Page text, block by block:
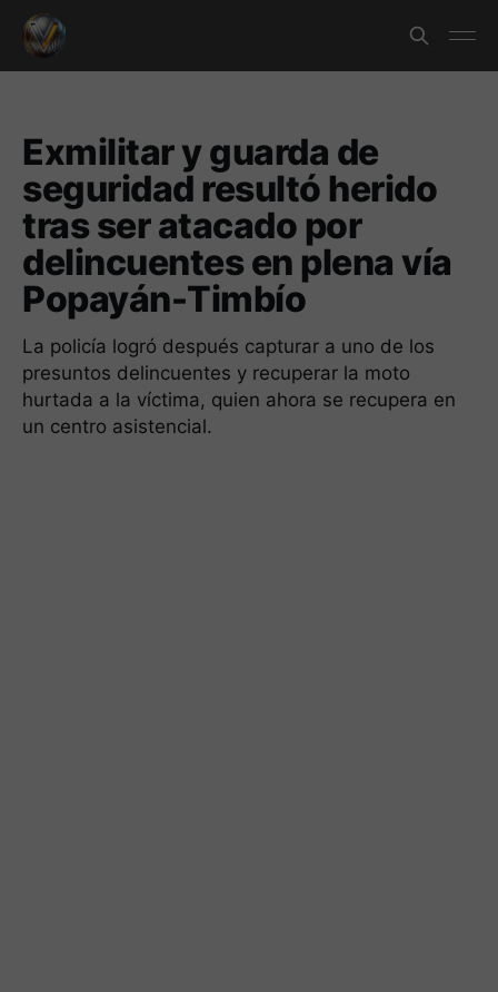
Exmilitar y guarda de
seguridad resultó herido
tras ser atacado por
delincuentes en plena vía
Popayán-Timbío
La policía logró después capturar a uno de los
presuntos delincuentes y recuperar la moto
hurtada a la víctima, quien ahora se recupera en
un centro asistencial.